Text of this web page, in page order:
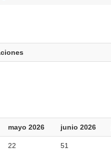
mayo 2026 junio 2026
22 51